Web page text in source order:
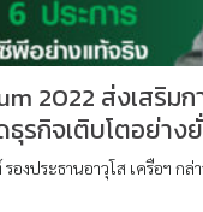
2022 ส่งเสริ
รกิจเติบโตอย่าง
องประธานอาวุโส เครือฯ กล่